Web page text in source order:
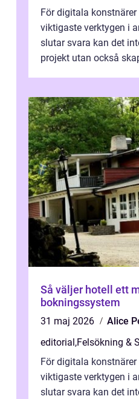
För digitala
viktigaste verktygen i
slutar svara kan det
projekt utan också
Så väljer hotell ett
bokningssystem
31 maj 2026
Alice
editorial ,Felsökning &
För digitala
viktigaste verktygen i
slutar svara kan det